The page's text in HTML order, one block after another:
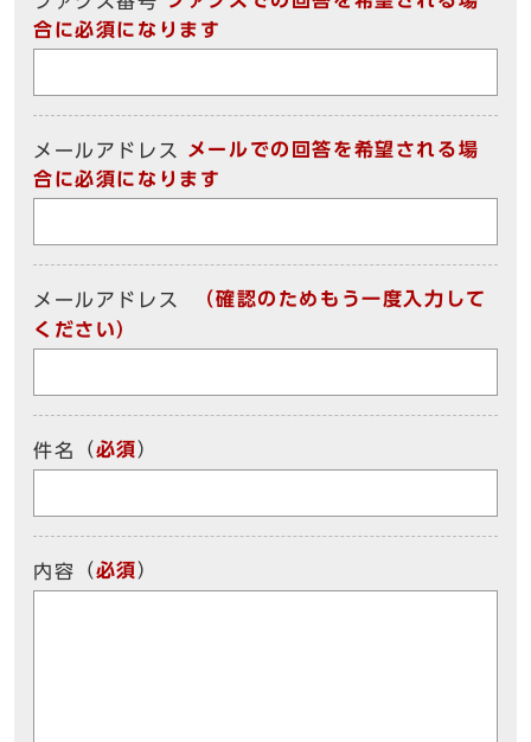
合に必須になります
メールアドレス
メールでの回答を希望される場
合に必須になります
メールアドレス
（確認のためもう一度入力して
ください）
件名 （必須）
内容 （必須）